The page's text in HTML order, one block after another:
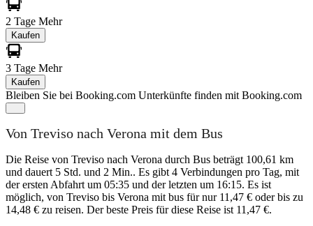
2 Tage Mehr
Kaufen
3 Tage Mehr
Kaufen
Bleiben Sie bei Booking.com Unterkünfte finden mit Booking.com
Von Treviso nach Verona mit dem Bus
Die Reise von Treviso nach Verona durch Bus beträgt 100,61 km
und dauert 5 Std. und 2 Min.. Es gibt 4 Verbindungen pro Tag, mit
der ersten Abfahrt um 05:35 und der letzten um 16:15. Es ist
möglich, von Treviso bis Verona mit bus für nur 11,47 € oder bis zu
14,48 € zu reisen. Der beste Preis für diese Reise ist 11,47 €.